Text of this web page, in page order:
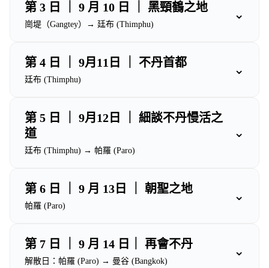
第 3 日 ｜ 9 月 10 日 ｜ 黑頸鶴之地
崗堤（Gangtey）→ 廷布 (Thimphu)
⌄
第 4 日 ｜ 9月11日 ｜ 不丹首都
廷布 (Thimphu)
⌄
第 5 日 ｜ 9月12日 ｜ 細談不丹慢活之
道
廷布 (Thimphu) → 帕羅 (Paro)
⌄
第 6 日 ｜ 9 月 13日 ｜ 朝聖之地
帕羅 (Paro)
⌄
第 7 日 ｜ 9 月 14 日｜ 再會不丹
解散日：帕羅 (Paro) → 曼谷 (Bangkok)
⌄